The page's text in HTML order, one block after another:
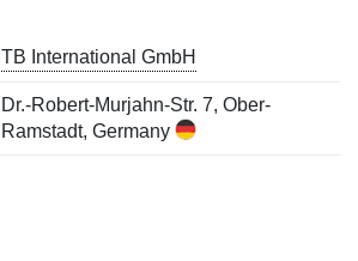
TB International GmbH
Dr.-Robert-Murjahn-Str. 7, Ober-
Ramstadt, Germany